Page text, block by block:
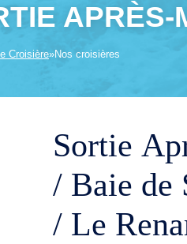
Croisière»Nos croisières
Sortie
/ Baie de
/ Le